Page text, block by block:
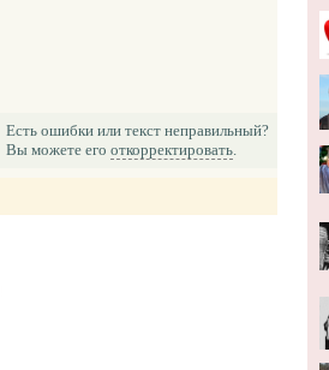
Есть ошибки или текст неправильный?
Вы можете его откорректировать.